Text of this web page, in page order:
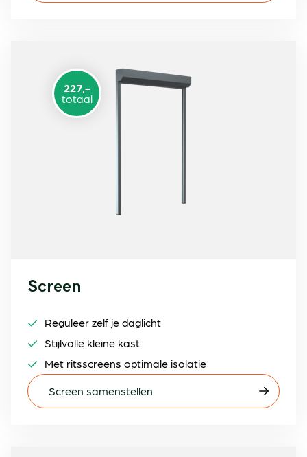
totaal
227,-
Screen
Reguleer zelf je daglicht
Stijlvolle kleine kast
Met ritsscreens optimale isolatie
Screen samenstellen